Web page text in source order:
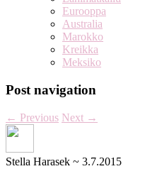
Eurooppa
Australia
Marokko
Kreikka
Meksiko
Post navigation
← Previous Next →
Stella Harasek ~ 3.7.2015